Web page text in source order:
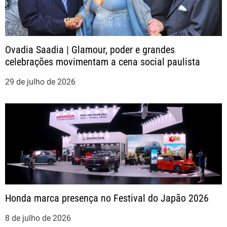
t
Ovadia Saadia | Glamour, poder e grandes
celebrações movimentam a cena social paulista
29 de julho de 2026
Honda marca presença no Festival do Japão 2026
8 de julho de 2026